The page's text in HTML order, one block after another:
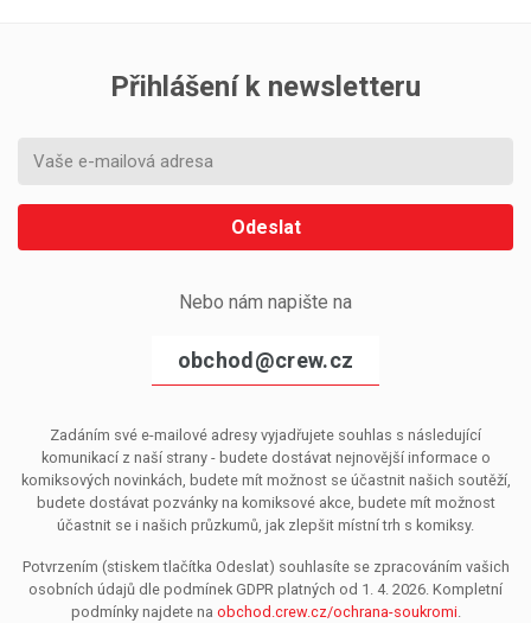
Přihlášení k newsletteru
Odeslat
Nebo nám napište na
obchod@crew.cz
Zadáním své e-mailové adresy vyjadřujete souhlas s následující
komunikací z naší strany - budete dostávat nejnovější informace o
komiksových novinkách, budete mít možnost se účastnit našich soutěží,
budete dostávat pozvánky na komiksové akce, budete mít možnost
účastnit se i našich průzkumů, jak zlepšit místní trh s komiksy.
Potvrzením (stiskem tlačítka Odeslat) souhlasíte se zpracováním vašich
osobních údajů dle podmínek GDPR platných od 1. 4. 2026. Kompletní
podmínky najdete na obchod.crew.cz/ochrana-soukromi.